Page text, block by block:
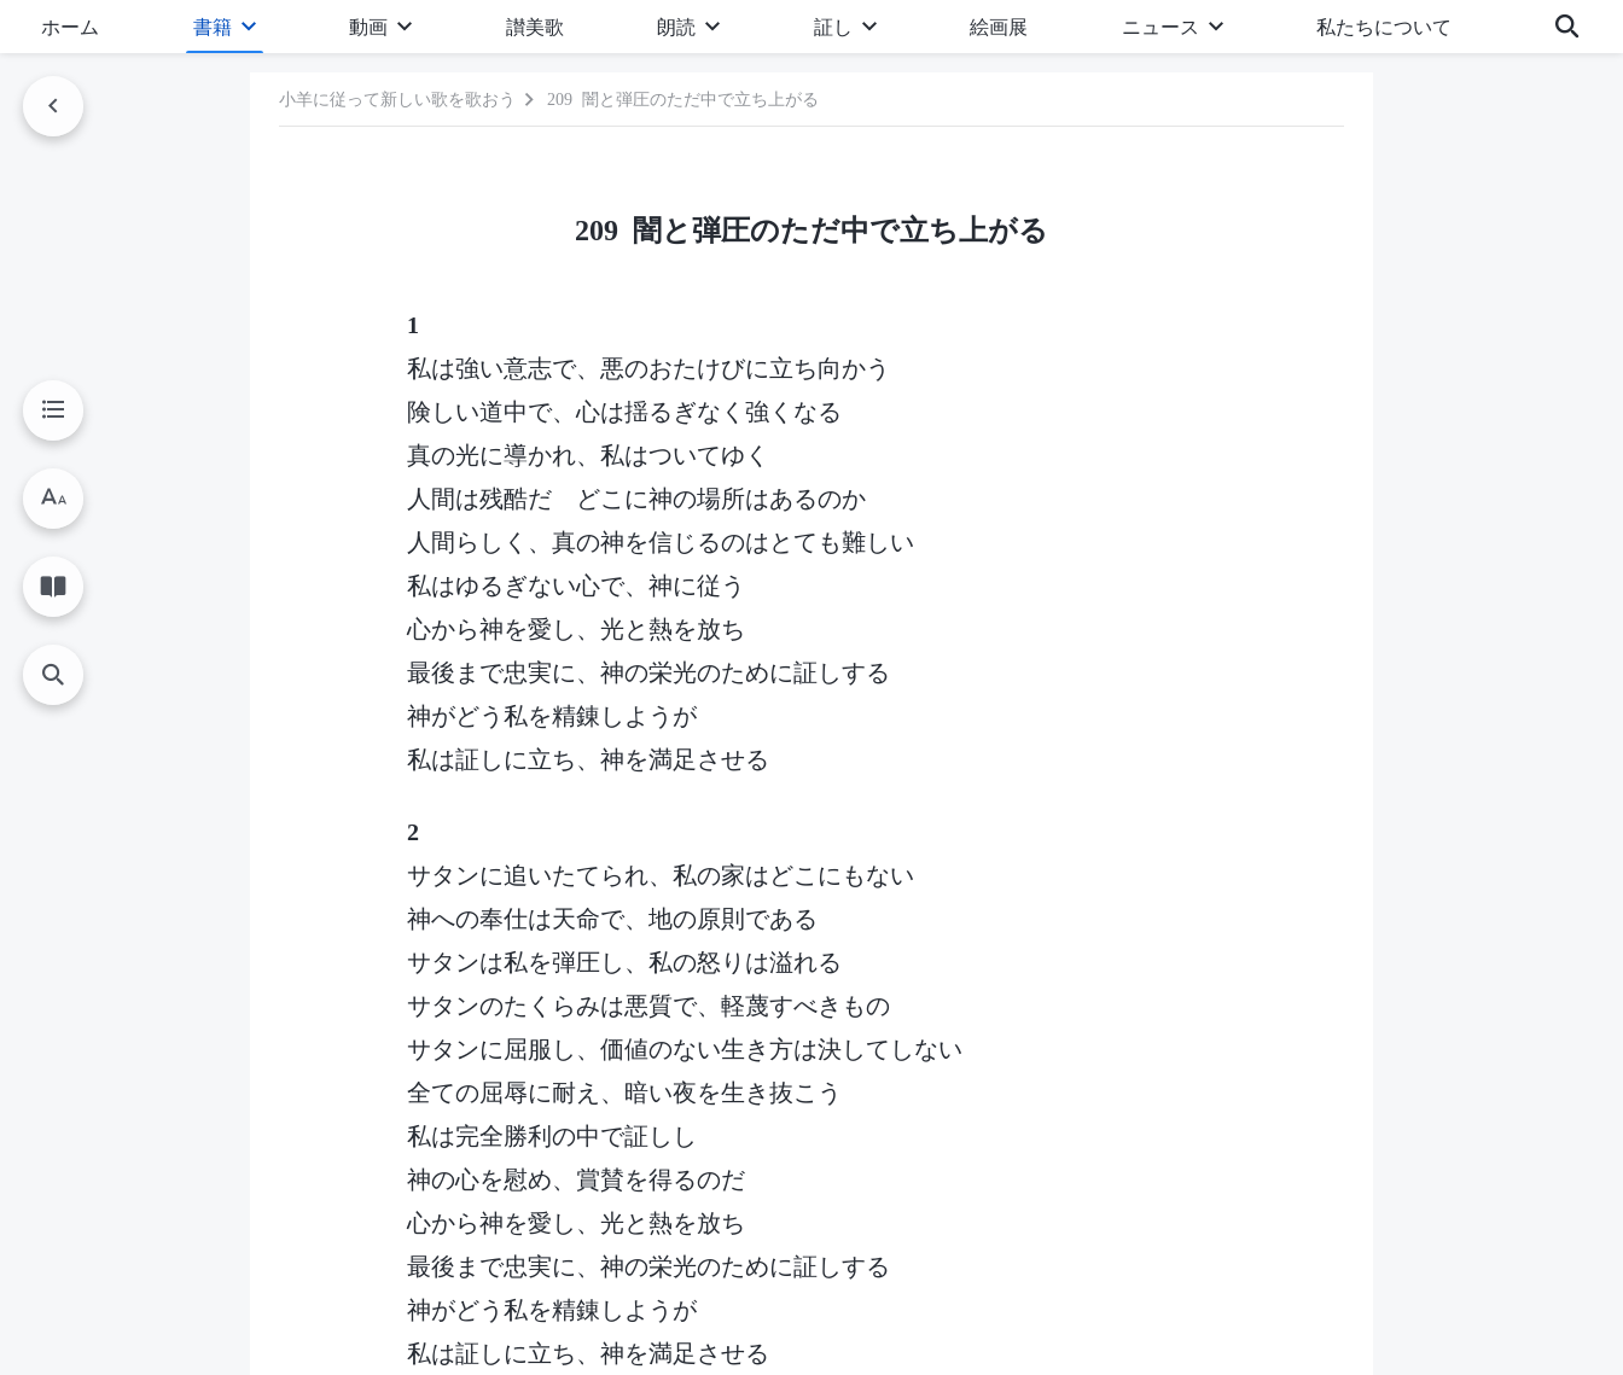
ホーム 書籍 動画 讃美歌 朗読 証し 絵画展 ニュース 私たちについて
小羊に従って新しい歌を歌おう 209 闇と弾圧のただ中で立ち上がる
209 闇と弾圧のただ中で立ち上がる
1
私は強い意志で、悪のおたけびに立ち向かう
険しい道中で、心は揺るぎなく強くなる
真の光に導かれ、私はついてゆく
人間は残酷だ どこに神の場所はあるのか
人間らしく、真の神を信じるのはとても難しい
私はゆるぎない心で、神に従う
心から神を愛し、光と熱を放ち
最後まで忠実に、神の栄光のために証しする
神がどう私を精錬しようが
私は証しに立ち、神を満足させる
2
サタンに追いたてられ、私の家はどこにもない
神への奉仕は天命で、地の原則である
サタンは私を弾圧し、私の怒りは溢れる
サタンのたくらみは悪質で、軽蔑すべきもの
サタンに屈服し、価値のない生き方は決してしない
全ての屈辱に耐え、暗い夜を生き抜こう
私は完全勝利の中で証しし
神の心を慰め、賞賛を得るのだ
心から神を愛し、光と熱を放ち
最後まで忠実に、神の栄光のために証しする
神がどう私を精錬しようが
私は証しに立ち、神を満足させる